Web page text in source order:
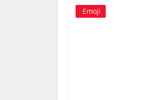
Emoji